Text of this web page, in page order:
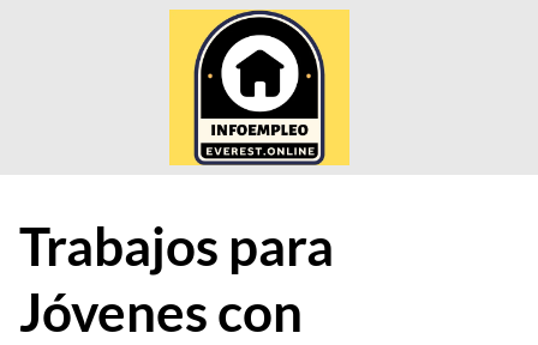
Trabajos para
Jóvenes con